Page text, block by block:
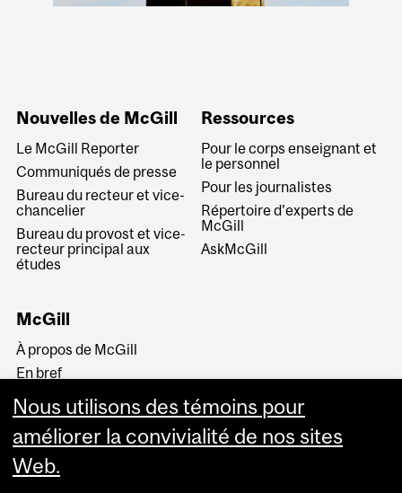
Nouvelles de McGill
Le McGill Reporter
Communiqués de presse
Bureau du recteur et vice-
chancelier
Bureau du provost et vice-
recteur principal aux
études
Ressources
Pour le corps enseignant et
le personnel
Pour les journalistes
Répertoire d’experts de
McGill
AskMcGill
McGill
À propos de McGill
En bref
Histoire
La haute direction
Nous utilisons des témoins pour
améliorer la convivialité de nos sites
Web.